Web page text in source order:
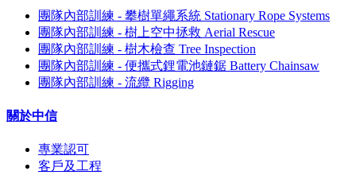
團隊內部訓練 - 攀樹單繩系統 Stationary Rope Systems
團隊內部訓練 - 樹上空中拯救 Aerial Rescue
團隊內部訓練 - 樹木檢查 Tree Inspection
團隊內部訓練 - 便攜式鋰電池鏈鋸 Battery Chainsaw
團隊內部訓練 - 流纜 Rigging
關於中信
專業認可
客戶及工程